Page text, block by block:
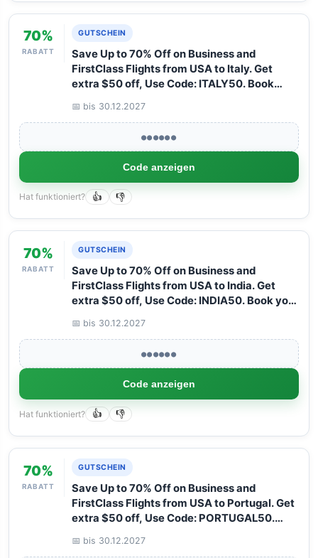
70%
RABATT
GUTSCHEIN
Save Up to 70% Off on Business and
FirstClass Flights from USA to Italy. Get
extra $50 off, Use Code: ITALY50. Book
📅 bis 30.12.2027
●●●●●●
Code anzeigen
Hat funktioniert? 👍 👎
70%
RABATT
GUTSCHEIN
Save Up to 70% Off on Business and
FirstClass Flights from USA to India. Get
extra $50 off, Use Code: INDIA50. Book your
📅 bis 30.12.2027
●●●●●●
Code anzeigen
Hat funktioniert? 👍 👎
70%
RABATT
GUTSCHEIN
Save Up to 70% Off on Business and
FirstClass Flights from USA to Portugal. Get
extra $50 off, Use Code: PORTUGAL50.
📅 bis 30.12.2027